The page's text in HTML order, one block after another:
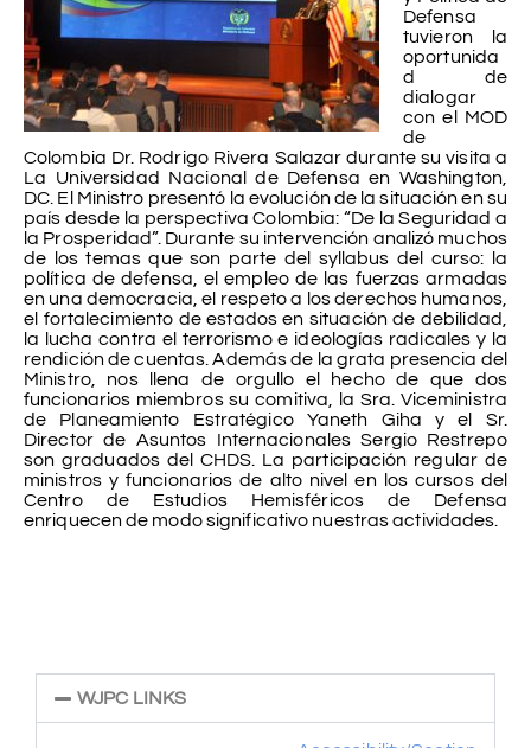
Defensa
tuvieron la
oportunida
d de
dialogar
con el MOD
de
Colombia Dr. Rodrigo Rivera Salazar durante su visita a
La Universidad Nacional de Defensa en Washington,
DC. El Ministro presentó la evolución de la situación en su
país desde la perspectiva Colombia: “De la Seguridad a
la Prosperidad”. Durante su intervención analizó muchos
de los temas que son parte del syllabus del curso: la
política de defensa, el empleo de las fuerzas armadas
en una democracia, el respeto a los derechos humanos,
el fortalecimiento de estados en situación de debilidad,
la lucha contra el terrorismo e ideologías radicales y la
rendición de cuentas. Además de la grata presencia del
Ministro, nos llena de orgullo el hecho de que dos
funcionarios miembros su comitiva, la Sra. Viceministra
de Planeamiento Estratégico Yaneth Giha y el Sr.
Director de Asuntos Internacionales Sergio Restrepo
son graduados del CHDS. La participación regular de
ministros y funcionarios de alto nivel en los cursos del
Centro de Estudios Hemisféricos de Defensa
enriquecen de modo significativo nuestras actividades.
WJPC LINKS